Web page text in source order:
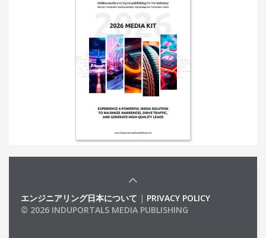
エンジニアリング日本について | PRIVACY POLICY
© 2026 INDUPORTALS MEDIA PUBLISHING